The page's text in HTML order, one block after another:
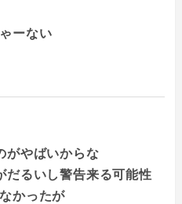
ーない
がやばいからな
だるいし警告来る可能性
かったが